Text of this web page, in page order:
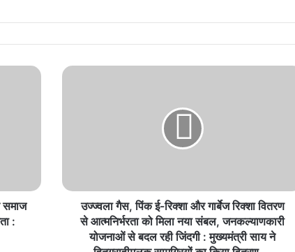
समाज
:
उज्ज्वला गैस, पिंक ई-रिक्शा और गार्बेज रिक्शा वितरण
से आत्मनिर्भरता को मिला नया संबल, जनकल्याणकारी
योजनाओं से बदल रही जिंदगी : मुख्यमंत्री साय ने